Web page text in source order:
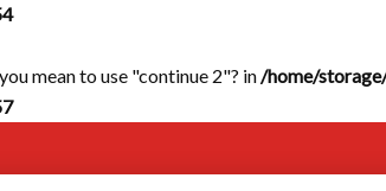
mean to use "continue 2"? in/home/